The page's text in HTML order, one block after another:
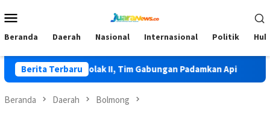
ke
Mobile
Beranda Daerah Nasional Internasional Politik
Berita Terbaru
di Lolak II, Tim Gabungan Padamkan Api HKG
Beranda Daerah Bolmong